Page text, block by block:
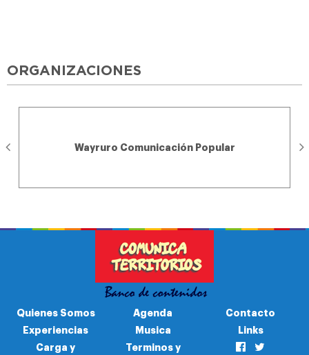
ORGANIZACIONES
Wayruro Comunicación Popular
Quienes Somos
Experiencias
Carga y
Agenda
Musica
Terminos y
Contacto
Links